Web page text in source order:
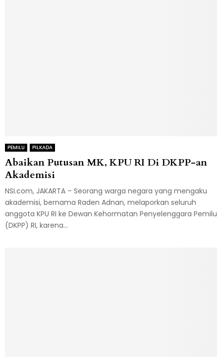
PEMILU PILKADA
Abaikan Putusan MK, KPU RI Di DKPP-an
Akademisi
NSI.com, JAKARTA – Seorang warga negara yang mengaku
akademisi, bernama Raden Adnan, melaporkan seluruh
anggota KPU RI ke Dewan Kehormatan Penyelenggara Pemilu
(DKPP) RI, karena...